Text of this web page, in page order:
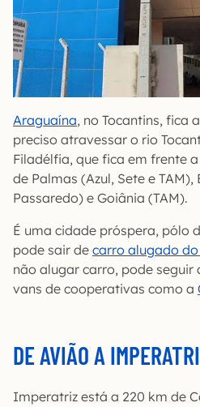
Araguaína, no Tocantins, fica
preciso atravessar o rio
Filadélfia, que fica em frente
de Palmas (Azul, Sete e TAM),
Passaredo) e Goiânia (TAM).
É uma cidade próspera, pólo
pode sair de carro alugado
não alugar carro, pode seguir
vans de cooperativas como a
DE AVIÃO A
Imperatriz está a 220 km de